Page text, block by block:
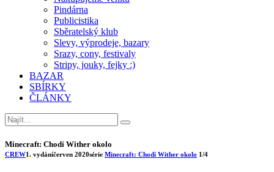
Pindárna
Publicistika
Sběratelský klub
Slevy, výprodeje, bazary
Srazy, cony, festivaly
Stripy, jouky, fejky :)
BAZAR
SBÍRKY
ČLÁNKY
Minecraft: Chodí Wither okolo
CREW1. vydáníčerven 2020série Minecraft: Chodí Wither okolo 1/4